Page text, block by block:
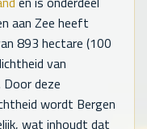
aan Zee heeft
893 hectare (100
van
Door deze
wordt Bergen
wat inhoudt dat